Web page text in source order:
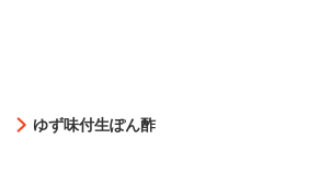
ゆず味付生ぽん酢